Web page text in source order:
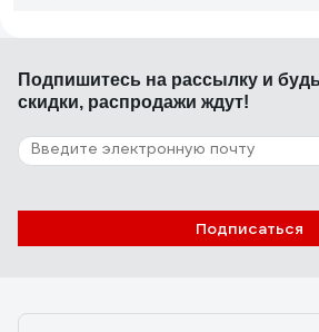
ОТВЕТСТВЕННОСТЬЮ "АТЛАНТ"
Монтаж, настройка, качество сборки
Отзыв о датчике движения Theben
Подпишитесь на рассылку и
скидки, распродажи ждут!
Подписаться